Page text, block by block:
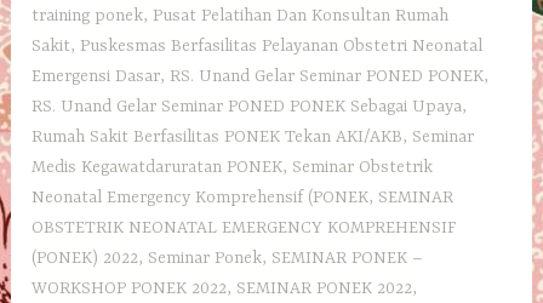
training ponek, Pusat Pelatihan Dan Konsultan Rumah
Sakit, Puskesmas Berfasilitas Pelayanan Obstetri Neonatal
Emergensi Dasar, RS. Unand Gelar Seminar PONED PONEK,
RS. Unand Gelar Seminar PONED PONEK Sebagai Upaya,
Rumah Sakit Berfasilitas PONEK Tekan AKI/AKB, Seminar
Medis Kegawatdaruratan PONEK, Seminar Obstetrik
Neonatal Emergency Komprehensif (PONEK, SEMINAR
OBSTETRIK NEONATAL EMERGENCY KOMPREHENSIF
(PONEK) 2022, Seminar Ponek, SEMINAR PONEK –
WORKSHOP PONEK 2022, SEMINAR PONEK 2022,